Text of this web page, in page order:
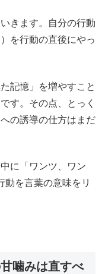
きます。自分の行動
を行動の直後にやっ
記憶」を増やすこと
す。その点、とっく
の誘導の仕方はまだ
に「ワンツ、ワン
動を言葉の意味をリ
噛みは直すべ